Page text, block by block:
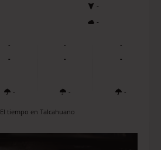
-
-
-
-
-
-
-
-
-
-
-
El tiempo en Talcahuano